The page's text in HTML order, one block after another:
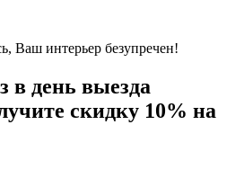
Ваш интерьер безупречен!
в день выезда
скидку 10% на